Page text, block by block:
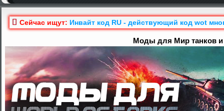
Сейчас ищут: Инвайт код RU - действующий код wot
Моды для Мир танков и